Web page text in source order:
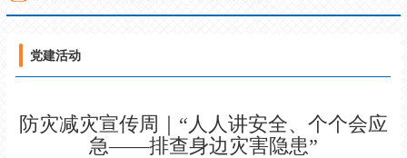
党建活动
防灾减灾宣传周｜“人人讲安全、个个会应
急——排查身边灾害隐患”